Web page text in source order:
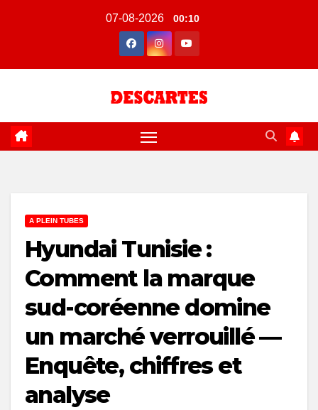
07-08-2026 00:10
A PLEIN TUBES
Hyundai Tunisie :
Comment la marque
sud-coréenne domine
un marché verrouillé —
Enquête, chiffres et
analyse